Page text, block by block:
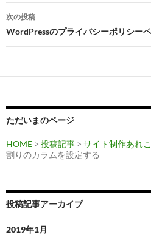
ナ
ビ
ゲ
ー
ョ
ン
次の投稿
WordPressのプライバシーポリシー
ただいまのページ
HOME > 投稿記事 > サイト制作あれ
割りのカラムを設定する
投稿記事アーカイブ
2019年1月